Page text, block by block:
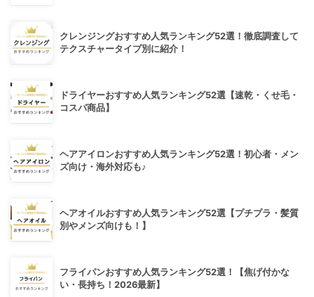
クレンジングおすすめ人気ランキング52選！徹底調査して
テクスチャータイプ別に紹介！
ドライヤーおすすめ人気ランキング52選【速乾・くせ毛・
コスパ商品】
ヘアアイロンおすすめ人気ランキング52選！初心者・メン
ズ向け・海外対応も♪
ヘアオイルおすすめ人気ランキング52選【プチプラ・髪質
別やメンズ向けも！】
フライパンおすすめ人気ランキング52選！【焦げ付かな
い・長持ち！2026最新】